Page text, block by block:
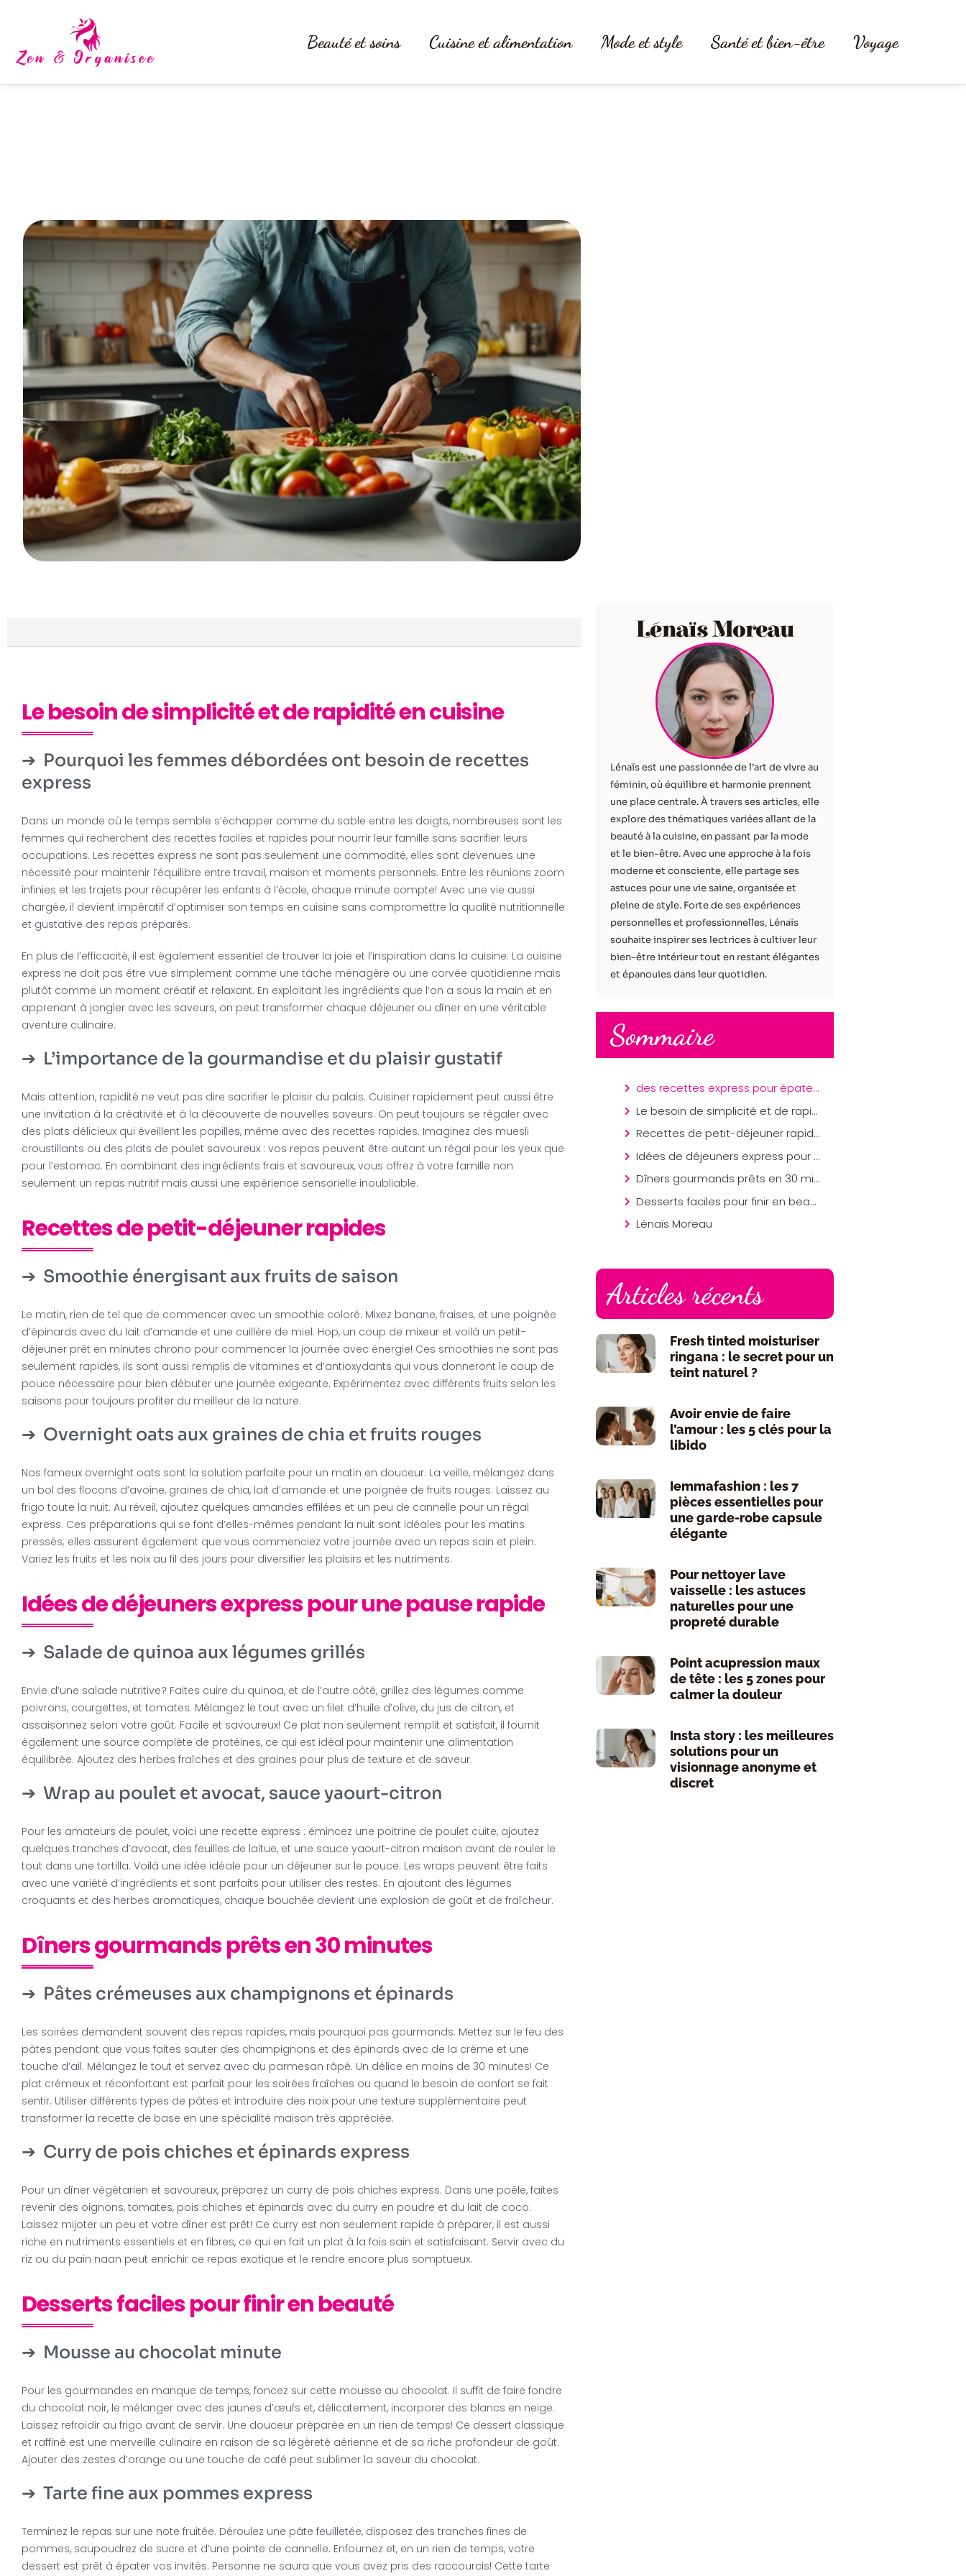
Beauté et soins Cuisine et alimentation Mode et style Santé et bien-être Voyage
Le besoin de simplicité et de rapidité en cuisine
Pourquoi les femmes débordées ont besoin de recettes
express
Dans un monde où le temps semble s’échapper comme du sable entre les doigts, nombreuses sont les
femmes qui recherchent des recettes faciles et rapides pour nourrir leur famille sans sacrifier leurs
occupations. Les recettes express ne sont pas seulement une commodité, elles sont devenues une
nécessité pour maintenir l’équilibre entre travail, maison et moments personnels. Entre les réunions zoom
infinies et les trajets pour récupérer les enfants à l’école, chaque minute compte! Avec une vie aussi
chargée, il devient impératif d’optimiser son temps en cuisine sans compromettre la qualité nutritionnelle
et gustative des repas préparés.
En plus de l’efficacité, il est également essentiel de trouver la joie et l’inspiration dans la cuisine. La cuisine
express ne doit pas être vue simplement comme une tâche ménagère ou une corvée quotidienne mais
plutôt comme un moment créatif et relaxant. En exploitant les ingrédients que l’on a sous la main et en
apprenant à jongler avec les saveurs, on peut transformer chaque déjeuner ou dîner en une véritable
aventure culinaire.
L’importance de la gourmandise et du plaisir gustatif
Mais attention, rapidité ne veut pas dire sacrifier le plaisir du palais. Cuisiner rapidement peut aussi être
une invitation à la créativité et à la découverte de nouvelles saveurs. On peut toujours se régaler avec
des plats délicieux qui éveillent les papilles, même avec des recettes rapides. Imaginez des muesli
croustillants ou des plats de poulet savoureux : vos repas peuvent être autant un régal pour les yeux que
pour l’estomac. En combinant des ingrédients frais et savoureux, vous offrez à votre famille non
seulement un repas nutritif mais aussi une expérience sensorielle inoubliable.
Recettes de petit-déjeuner rapides
Smoothie énergisant aux fruits de saison
Le matin, rien de tel que de commencer avec un smoothie coloré. Mixez banane, fraises, et une poignée
d’épinards avec du lait d’amande et une cuillère de miel. Hop, un coup de mixeur et voilà un petit-
déjeuner prêt en minutes chrono pour commencer la journée avec énergie! Ces smoothies ne sont pas
seulement rapides, ils sont aussi remplis de vitamines et d’antioxydants qui vous donneront le coup de
pouce nécessaire pour bien débuter une journée exigeante. Expérimentez avec différents fruits selon les
saisons pour toujours profiter du meilleur de la nature.
Overnight oats aux graines de chia et fruits rouges
Nos fameux overnight oats sont la solution parfaite pour un matin en douceur. La veille, mélangez dans
un bol des flocons d’avoine, graines de chia, lait d’amande et une poignée de fruits rouges. Laissez au
frigo toute la nuit. Au réveil, ajoutez quelques amandes effilées et un peu de cannelle pour un régal
express. Ces préparations qui se font d’elles-mêmes pendant la nuit sont idéales pour les matins
pressés; elles assurent également que vous commenciez votre journée avec un repas sain et plein.
Variez les fruits et les noix au fil des jours pour diversifier les plaisirs et les nutriments.
Idées de déjeuners express pour une pause rapide
Salade de quinoa aux légumes grillés
Envie d’une salade nutritive? Faites cuire du quinoa, et de l’autre côté, grillez des légumes comme
poivrons, courgettes, et tomates. Mélangez le tout avec un filet d’huile d’olive, du jus de citron, et
assaisonnez selon votre goût. Facile et savoureux! Ce plat non seulement remplit et satisfait, il fournit
également une source complète de protéines, ce qui est idéal pour maintenir une alimentation
équilibrée. Ajoutez des herbes fraîches et des graines pour plus de texture et de saveur.
Wrap au poulet et avocat, sauce yaourt-citron
Pour les amateurs de poulet, voici une recette express : émincez une poitrine de poulet cuite, ajoutez
quelques tranches d’avocat, des feuilles de laitue, et une sauce yaourt-citron maison avant de rouler le
tout dans une tortilla. Voilà une idée idéale pour un déjeuner sur le pouce. Les wraps peuvent être faits
avec une variété d’ingrédients et sont parfaits pour utiliser des restes. En ajoutant des légumes
croquants et des herbes aromatiques, chaque bouchée devient une explosion de goût et de fraîcheur.
Dîners gourmands prêts en 30 minutes
Pâtes crémeuses aux champignons et épinards
Les soirées demandent souvent des repas rapides, mais pourquoi pas gourmands. Mettez sur le feu des
pâtes pendant que vous faites sauter des champignons et des épinards avec de la crème et une
touche d’ail. Mélangez le tout et servez avec du parmesan râpé. Un délice en moins de 30 minutes! Ce
plat crémeux et réconfortant est parfait pour les soirées fraîches ou quand le besoin de confort se fait
sentir. Utiliser différents types de pâtes et introduire des noix pour une texture supplémentaire peut
transformer la recette de base en une spécialité maison très appréciée.
Curry de pois chiches et épinards express
Pour un dîner végétarien et savoureux, préparez un curry de pois chiches express. Dans une poêle, faites
revenir des oignons, tomates, pois chiches et épinards avec du curry en poudre et du lait de coco.
Laissez mijoter un peu et votre dîner est prêt! Ce curry est non seulement rapide à préparer, il est aussi
riche en nutriments essentiels et en fibres, ce qui en fait un plat à la fois sain et satisfaisant. Servir avec du
riz ou du pain naan peut enrichir ce repas exotique et le rendre encore plus somptueux.
Desserts faciles pour finir en beauté
Mousse au chocolat minute
Pour les gourmandes en manque de temps, foncez sur cette mousse au chocolat. Il suffit de faire fondre
du chocolat noir, le mélanger avec des jaunes d’œufs et, délicatement, incorporer des blancs en neige.
Laissez refroidir au frigo avant de servir. Une douceur préparée en un rien de temps! Ce dessert classique
et raffiné est une merveille culinaire en raison de sa légèreté aérienne et de sa riche profondeur de goût.
Ajouter des zestes d’orange ou une touche de café peut sublimer la saveur du chocolat.
Tarte fine aux pommes express
Terminez le repas sur une note fruitée. Déroulez une pâte feuilletée, disposez des tranches fines de
pommes, saupoudrez de sucre et d’une pointe de cannelle. Enfournez et, en un rien de temps, votre
dessert est prêt à épater vos invités. Personne ne saura que vous avez pris des raccourcis! Cette tarte
Lénaïs Moreau
Lénaïs est une passionnée de l’art de vivre au
féminin, où équilibre et harmonie prennent
une place centrale. À travers ses articles, elle
explore des thématiques variées allant de la
beauté à la cuisine, en passant par la mode
et le bien-être. Avec une approche à la fois
moderne et consciente, elle partage ses
astuces pour une vie saine, organisée et
pleine de style. Forte de ses expériences
personnelles et professionnelles, Lénaïs
souhaite inspirer ses lectrices à cultiver leur
bien-être intérieur tout en restant élégantes
et épanouies dans leur quotidien.
Sommaire
des recettes express pour épater vos proches sans passer des heures en cuisine
Le besoin de simplicité et de rapidité en cuisine
Recettes de petit-déjeuner rapides
Idées de déjeuners express pour une pause rapide
Dîners gourmands prêts en 30 minutes
Desserts faciles pour finir en beauté
Lénaïs Moreau
Articles récents
Fresh tinted moisturiser
ringana : le secret pour un
teint naturel ?
Avoir envie de faire
l’amour : les 5 clés pour la
libido
Iemmafashion : les 7
pièces essentielles pour
une garde-robe capsule
élégante
Pour nettoyer lave
vaisselle : les astuces
naturelles pour une
propreté durable
Point acupression maux
de tête : les 5 zones pour
calmer la douleur
Insta story : les meilleures
solutions pour un
visionnage anonyme et
discret